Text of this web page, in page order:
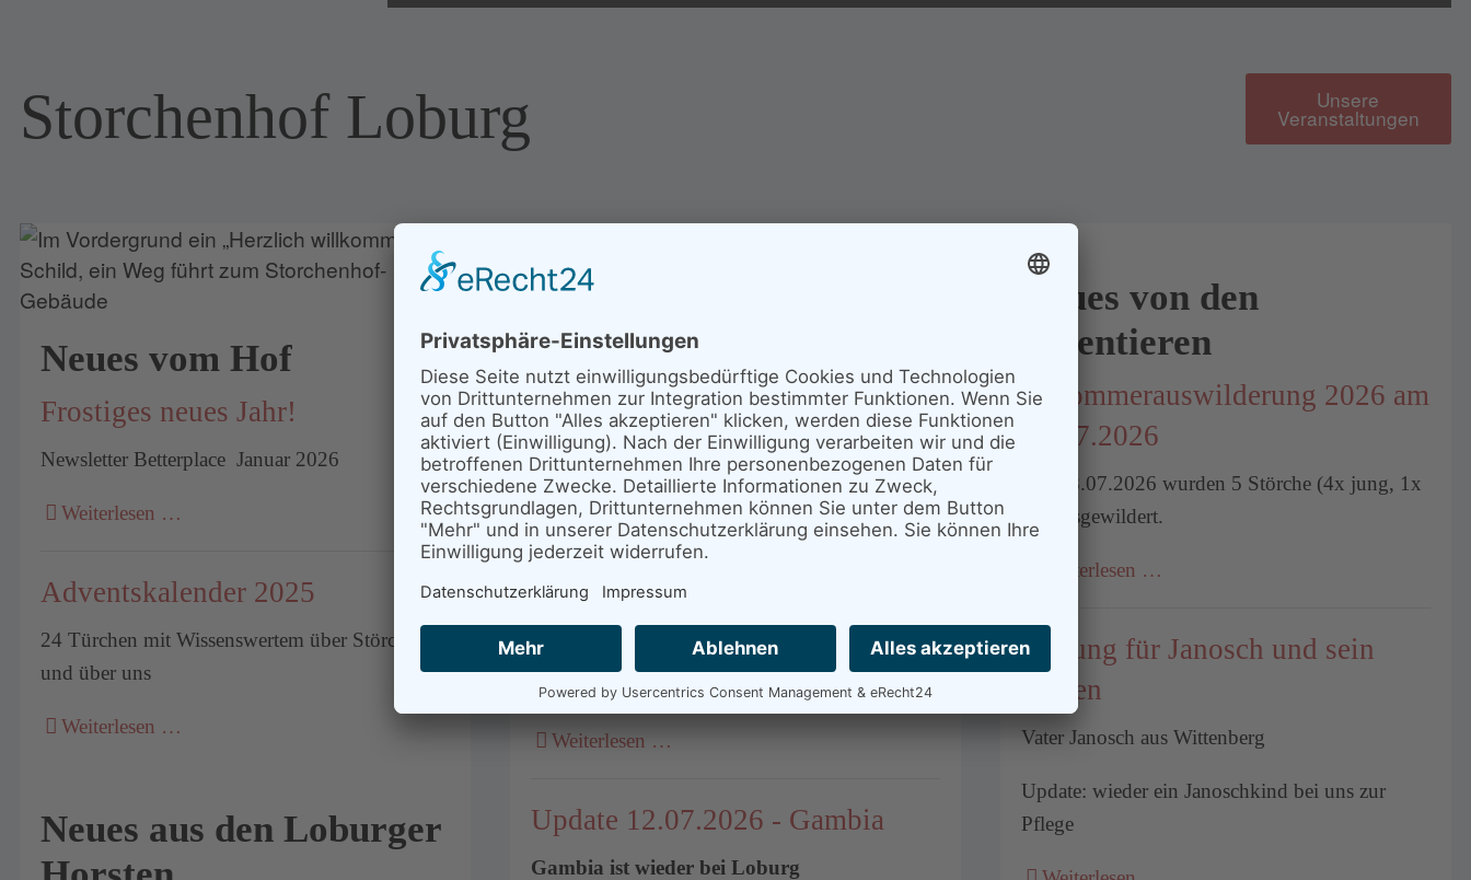
Storchenhof Loburg Unsere
Veranstaltungen
Neues vom Hof
Frostiges neues Jahr!
Newsletter Betterplace Januar 2026
Weiterlesen …
Adventskalender 2025
24 Türchen mit Wissenswertem über Störche
und über uns
Weiterlesen …
Neues aus den Loburger
Neues von den
Senderstörchen
Update 13.07.2026 - Marianne
Marianne in Rumänien
Weiterlesen …
Update 13.07.2026 - Seppl
Seppl nach Abstecher an die Elbe im Wendland
zurück
Weiterlesen …
Update 12.07.2026 - Gambia
Gambia ist wieder bei Loburg
Neues von den
Patentieren
1. Sommerauswilderung 2026 am
18.07.2026
Am 18.07.2026 wurden 5 Störche (4x jung, 1x
alt) ausgewildert.
Weiterlesen …
Rettung für Janosch und sein
Küken
Vater Janosch aus Wittenberg
Update: wieder ein Janoschkind bei uns zur
Pflege